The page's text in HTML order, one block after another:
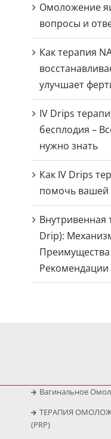
Омоложение
вопросы и
Как терапия
улучшает
IV Drips
бесплодия –
нужно знать
Как IV Drips
помочь вашей
Внутривенная
Drip):
Рекомендации
Вагинальное
ТЕРАПИЯ
(PRP)